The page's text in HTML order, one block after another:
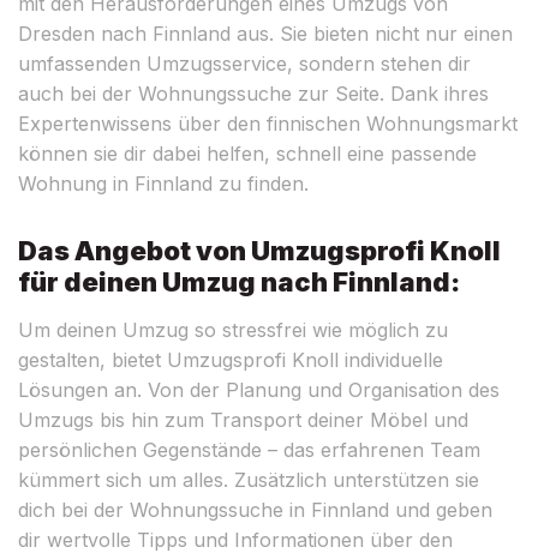
Dresden nach Finnland aus. Sie bieten nicht nur einen
umfassenden Umzugsservice, sondern stehen dir
auch bei der Wohnungssuche zur Seite. Dank ihres
Expertenwissens über den finnischen Wohnungsmarkt
können sie dir dabei helfen, schnell eine passende
Wohnung in Finnland zu finden.
Das Angebot von Umzugsprofi Knoll
für deinen Umzug nach Finnland:
Um deinen Umzug so stressfrei wie möglich zu
gestalten, bietet Umzugsprofi Knoll individuelle
Lösungen an. Von der Planung und Organisation des
Umzugs bis hin zum Transport deiner Möbel und
persönlichen Gegenstände – das erfahrenen Team
kümmert sich um alles. Zusätzlich unterstützen sie
dich bei der Wohnungssuche in Finnland und geben
dir wertvolle Tipps und Informationen über den